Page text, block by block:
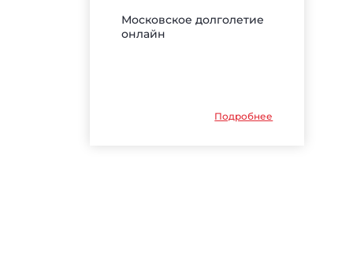
Московское долголетие
онлайн
Подробнее